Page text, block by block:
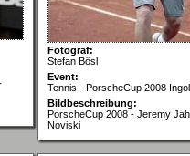
Fotograf:
Stefan Bösl
Event:
Tennis - PorscheCup 2008
Bildbeschreibung:
PorscheCup 2008 - Jeremy
Noviski